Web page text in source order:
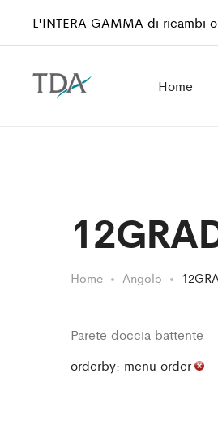
L'INTERA GAMMA di ricambi
Home
Home Angolo
Parete doccia battente
orderby: menu order